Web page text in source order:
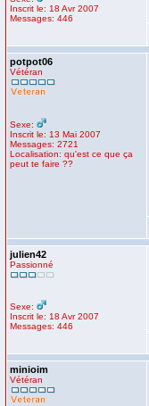
Inscrit le: 18 Avr 2007
Messages: 446
potpot06
Vétéran
Sexe:
Inscrit le: 13 Mai 2007
Messages: 2721
Localisation: qu'est ce que ça
peut te faire ??
julien42
Passionné
Sexe:
Inscrit le: 18 Avr 2007
Messages: 446
minioim
Vétéran